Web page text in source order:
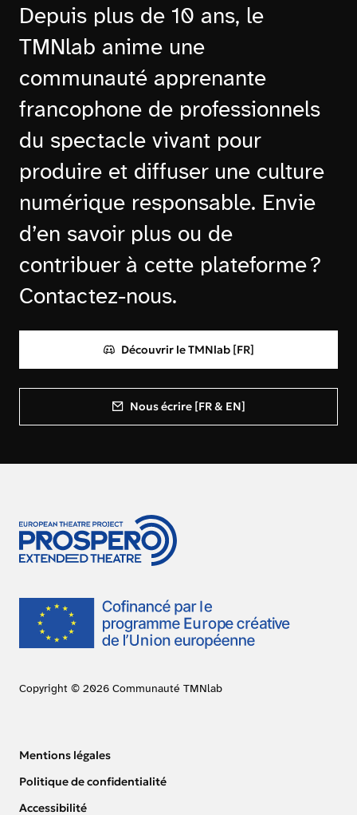
Depuis plus de 10 ans, le
TMNlab anime une
communauté apprenante
francophone de professionnels
du spectacle vivant pour
produire et diffuser une culture
numérique responsable. Envie
d’en savoir plus ou de
contribuer à cette plateforme ?
Contactez-nous.
Découvrir le TMNlab [FR]
Nous écrire [FR & EN]
Copyright © 2026 Communauté TMNlab
Mentions légales
Politique de confidentialité
Accessibilité